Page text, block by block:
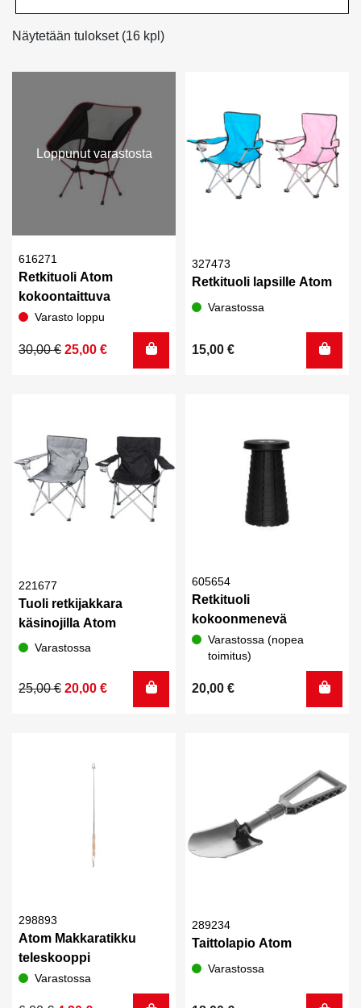
Näytetään tulokset (16 kpl)
Loppunut varastosta
616271
Retkituoli Atom
kokoontaittuva
Varasto loppu
30,00€
Alkuperäinen
25,00 €
Nykyinen
327473
Retkituoli lapsille Atom
Varastossa
15,00 €
221677
Tuoli retkijakkara
käsinojilla Atom
Varastossa
25,00€
Alkuperäinen
20,00 €
Nykyinen
605654
Retkituoli
kokoonmenevä
Varastossa (nopea
toimitus)
20,00 €
298893
Atom Makkaratikku
teleskooppi
Varastossa
289234
Taittolapio Atom
Varastossa